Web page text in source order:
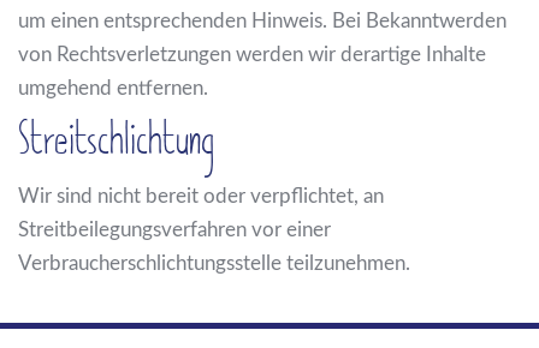
um einen entsprechenden Hinweis. Bei Bekanntwerden
von Rechtsverletzungen werden wir derartige Inhalte
umgehend entfernen.
Streitschlichtung
Wir sind nicht bereit oder verpflichtet, an
Streitbeilegungsverfahren vor einer
Verbraucherschlichtungsstelle teilzunehmen.